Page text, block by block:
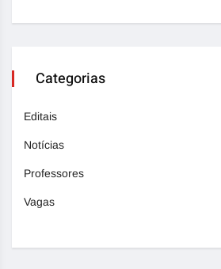
Categorias
Editais
Notícias
Professores
Vagas